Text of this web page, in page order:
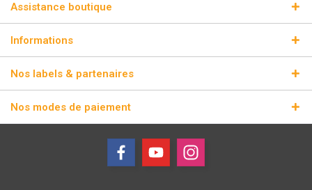
Assistance boutique
Informations
Nos labels & partenaires
Nos modes de paiement